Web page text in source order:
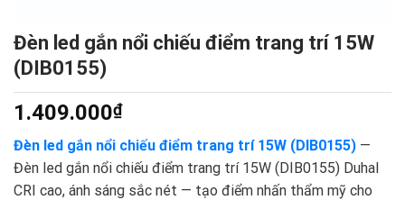
Đèn led gắn nổi chiếu điểm trang trí 15W
(DIB0155)
1.409.000₫
Đèn led gắn nổi chiếu điểm trang trí 15W (DIB0155) —
Đèn led gắn nổi chiếu điểm trang trí 15W (DIB0155) Duhal
CRI cao, ánh sáng sắc nét — tạo điểm nhấn thẩm mỹ cho